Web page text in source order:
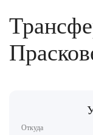
Откуда